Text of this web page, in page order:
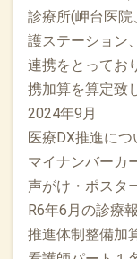
診療所(岬台医
護ステーション
連携をとってお
携加算を算定致
2024年9月
医療DX推進につ
マイナンバーカ
声がけ・ポスタ
R6年6月の診療
推進体制整備加